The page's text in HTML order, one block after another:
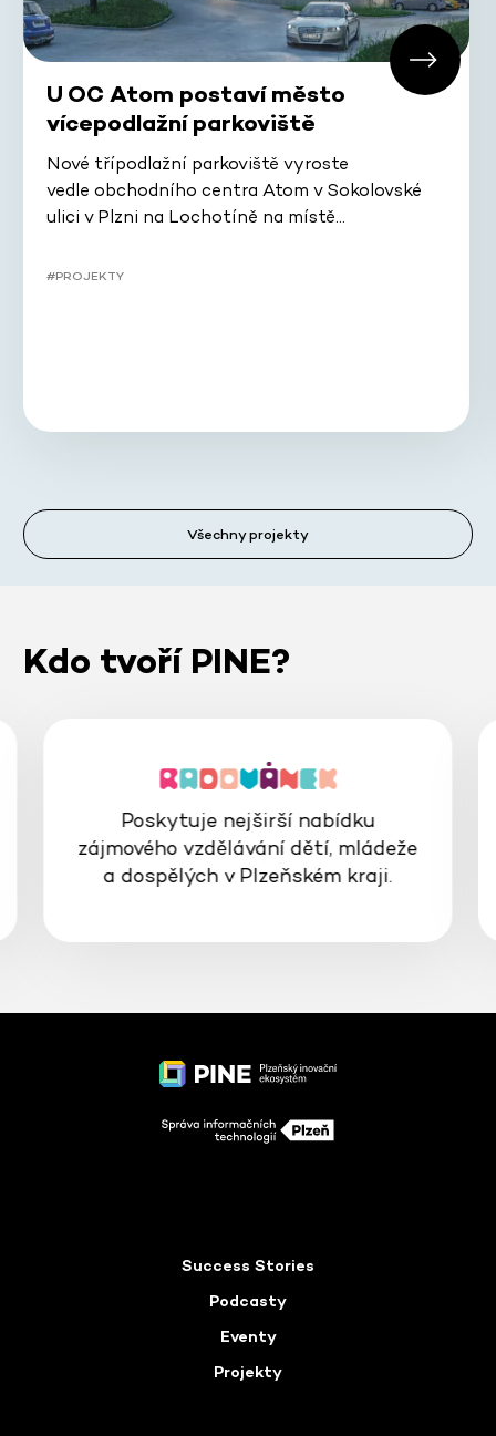
U OC Atom postaví město
vícepodlažní parkoviště
Nové třípodlažní parkoviště vyroste
vedle obchodního centra Atom v Sokolovské
ulici v Plzni na Lochotíně na místě…
#PROJEKTY
Všechny projekty
Kdo tvoří PINE?
Poskytuje nejširší nabídku
zájmového vzdělávání dětí, mládeže
a dospělých v Plzeňském kraji.
Success Stories
Podcasty
Eventy
Projekty